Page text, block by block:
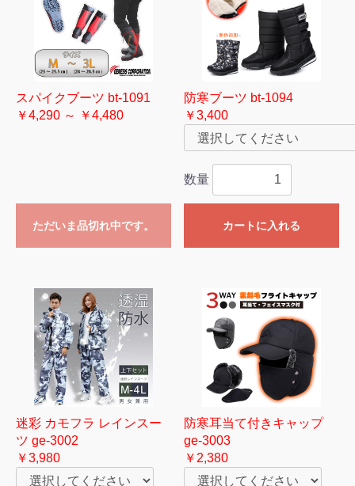
スパイクブーツ bt-1091
￥4,290 ～ ￥4,480
ただいま品切れ中です。
防寒ブーツ bt-1094
￥3,400
数量
カートに入れる
迷彩 カモフラ レインスー
ツ ge-3002
￥3,980
防寒耳当て付きキャップ
ge-3003
￥2,380